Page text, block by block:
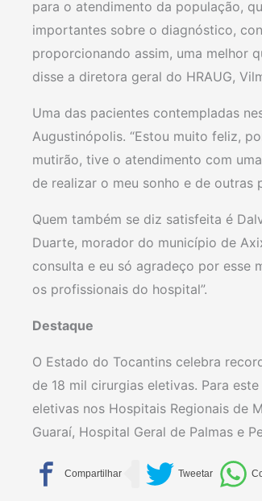
para o atendimento da população,
importantes sobre o diagnóstico,
proporcionando assim, uma melhor
disse a diretora geral do HRAUG,
Uma das pacientes contempladas
Augustinópolis. “Estou muito feliz,
mutirão, tive o atendimento com
de realizar o meu sonho e de outras
Quem também se diz satisfeita é
Duarte, morador do município de
consulta e eu só agradeço por esse
os profissionais do hospital”.
Destaque
O Estado do Tocantins celebra
de 18 mil cirurgias eletivas. Para
eletivas nos Hospitais Regionais de
Guaraí, Hospital Geral de Palmas e